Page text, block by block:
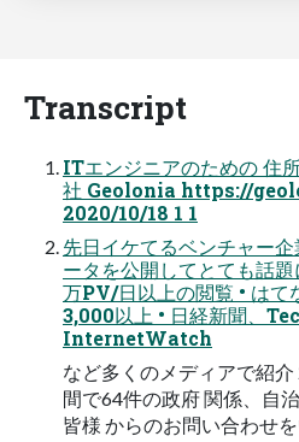
Transcript
ITエンジニアのための 住
社 Geolonia https://
2020/10/18 1 1
先日イケてるベンチャー
ータを公開してとても話
万PV/日以上の閲覧 • はて
3,000以上 • 日経新聞、
InternetWatch
など多くのメディアで紹
間で64件の政府 関係、自
皆様 からのお問い合わせ